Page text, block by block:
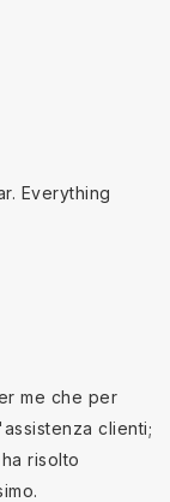
Everything
me che per
clienti;
risolto